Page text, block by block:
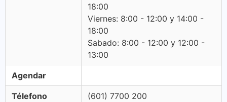
18:00
Viernes: 8:00 - 12:00 y 14:00 -
18:00
Sabado: 8:00 - 12:00 y 12:00 -
13:00
Agendar
Télefono (601) 7700 200